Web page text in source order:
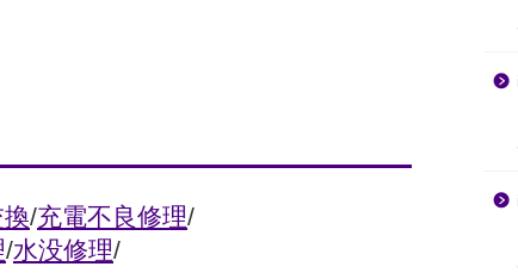
/充電不良修理/
/水没修理/